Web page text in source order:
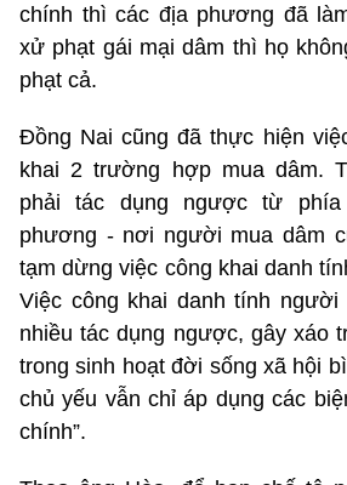
chính thì các địa phương đã
xử phạt gái mại dâm thì họ
phạt cả.
Đồng Nai cũng đã thực hiện
khai 2 trường hợp mua dâm.
phải tác dụng ngược từ
phương - nơi người mua dâm
tạm dừng việc công khai danh
Việc công khai danh tính người
nhiều tác dụng ngược, gây xáo
trong sinh hoạt đời sống xã hội
chủ yếu vẫn chỉ áp dụng các
chính”.